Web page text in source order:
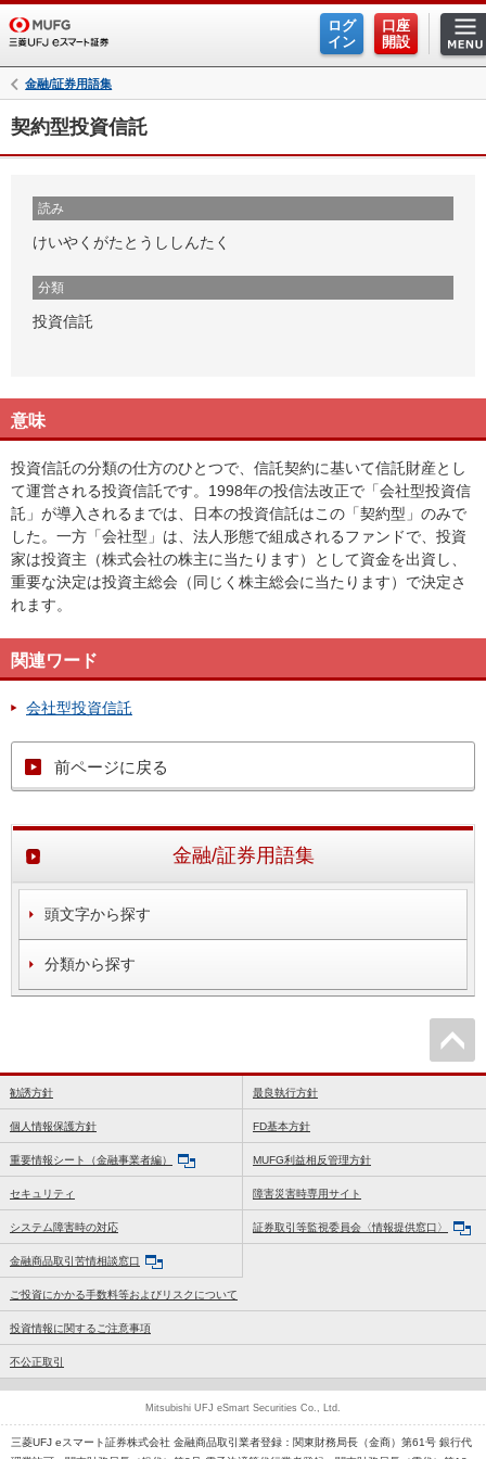
ログ
イン
口座
開設
金融/証券用語集
契約型投資信託
読み
けいやくがたとうししんたく
分類
投資信託
意味
投資信託の分類の仕方のひとつで、信託契約に基いて信託財産とし
て運営される投資信託です。1998年の投信法改正で「会社型投資信
託」が導入されるまでは、日本の投資信託はこの「契約型」のみで
した。一方「会社型」は、法人形態で組成されるファンドで、投資
家は投資主（株式会社の株主に当たります）として資金を出資し、
重要な決定は投資主総会（同じく株主総会に当たります）で決定さ
れます。
関連ワード
会社型投資信託
前ページに戻る
金融/証券用語集
頭文字から探す
分類から探す
勧誘方針 最良執行方針
個人情報保護方針 FD基本方針
重要情報シート（金融事業者編） MUFG利益相反管理方針
セキュリティ 障害災害時専用サイト
システム障害時の対応 証券取引等監視委員会〈情報提供窓口〉
金融商品取引苦情相談窓口
ご投資にかかる手数料等およびリスクについて
投資情報に関するご注意事項
不公正取引
三菱UFJ eスマート証券株式会社 金融商品取引業者登録：関東財務局長（金商）第61号 銀行代
Mitsubishi UFJ eSmart Securities Co., Ltd.